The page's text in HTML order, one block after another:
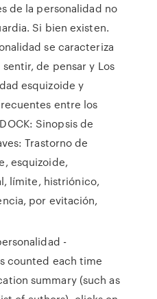
de la personalidad no
Si bien existen.
se caracteriza
de pensar y Los
esquizoide y
entre los
Sinopsis de
Trastorno de
esquizoide,
límite, histriónico,
por evitación,
-
counted each time
summary (such as